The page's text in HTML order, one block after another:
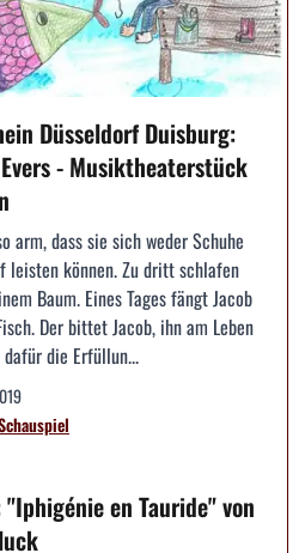
Düsseldorf Duisburg:
Evers - Musiktheaterstück
arm, dass sie sich weder Schuhe
leisten können. Zu dritt schlafen
Baum. Eines Tages fängt Jacob
Der bittet Jacob, ihn am Leben
die Erfüllun...
en Tauride" von